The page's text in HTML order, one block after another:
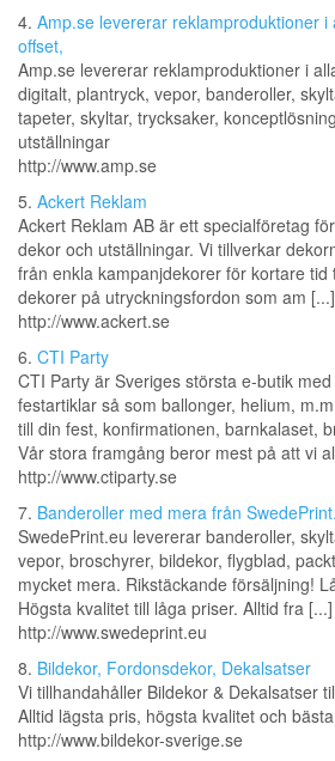
4. Amp.se levererar reklamproduktioner i
offset,
Amp.se levererar reklamproduktioner i
digitalt, plantryck, vepor, banderoller,
tapeter, skyltar, trycksaker,
utställningar
http://www.amp.se
5. Ackert Reklam
Ackert Reklam AB är ett special­företag
dekor och utstäl­lningar. Vi tillverkar
från enkla kampanjdekorer för kortare
dekorer på utrycknings­fordon som am [...]
http://www.ackert.se
6. CTI Party
CTI Party är Sveriges största e-butik
festartiklar så som ballonger, helium,
till din fest, konfirmationen, barnkalaset,
Vår stora framgång beror mest på att vi
http://www.ctiparty.se
7. Banderoller med mera från
SwedePrint.eu levererar banderoller,
vepor, broschyrer, bildekor, flygblad,
mycket mera. Rikstäckande försäljning!
Högsta kvalitet till låga priser. Alltid fra [...]
http://www.swedeprint.eu
8. Bildekor, Fordonsdekor, Dekalsatser
Vi tillhandahåller Bildekor & Dekalsatser
Alltid lägsta pris, högsta kvalitet och
http://www.bildekor-sverige.se